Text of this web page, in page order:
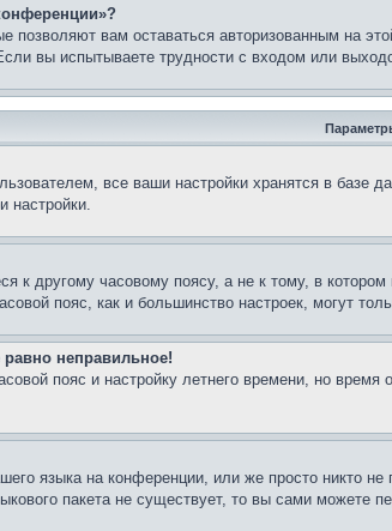
позволяют вам оставаться авторизованным на
вы испытываете трудности с входом или
все ваши настройки хранятся в базе
настройки.
к другому часовому поясу, а не к тому, в
пояс, как и большинство настроек, могут
неправильное!
пояс и настройку летнего времени, но
языка на конференции, или же просто никто
пакета не существует, то вы сами